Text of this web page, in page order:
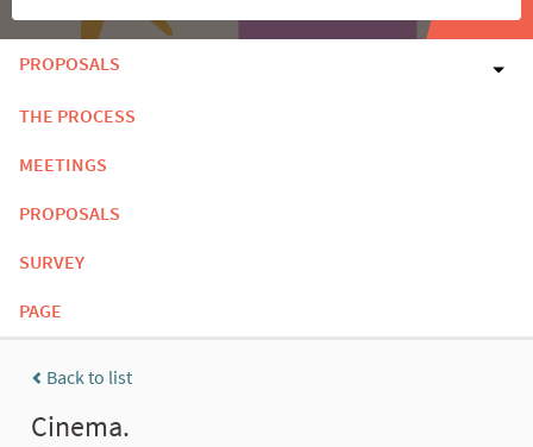
PROPOSALS
THE PROCESS
MEETINGS
PROPOSALS
SURVEY
PAGE
Back to list
Cinema.